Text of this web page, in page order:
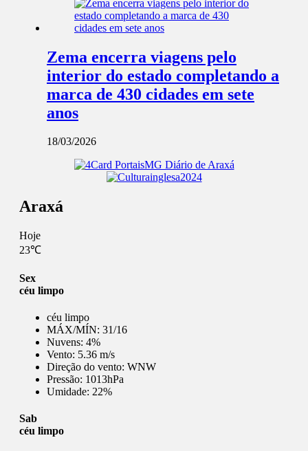
Zema encerra viagens pelo
interior do estado completando a
marca de 430 cidades em sete
anos
18/03/2026
Araxá
Hoje
23℃
Sex
céu limpo
céu limpo
MÁX/MÍN: 31/16
Nuvens: 4%
Vento: 5.36 m/s
Direção do vento: WNW
Pressão: 1013hPa
Umidade: 22%
Sab
céu limpo